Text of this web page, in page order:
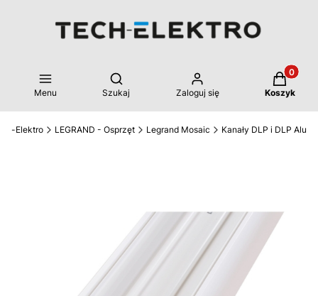
Menu
Otwórz wyszukiwarkę
Szukaj Zaloguj się Koszyk
Elektro LEGRAND - Osprzęt Legrand Mosaic Kanały DLP i DLP Alu